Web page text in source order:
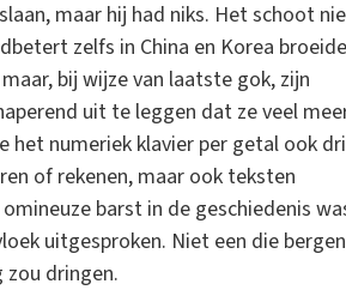
maar hij had niks. Het schoot
zelfs in China en Korea broeide
bij wijze van laatste gok, zijn
uit te leggen dat ze veel
het numeriek klavier per getal ook
of rekenen, maar ook teksten
barst in de geschiedenis
uitgesproken. Niet een die bergen
zou dringen.